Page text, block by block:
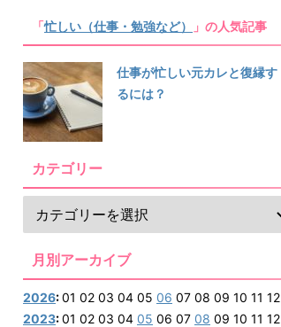
「忙しい（仕事・勉強など） 」の人気記事
仕事が忙しい元カレと復縁す
るには？
カテゴリー
月別アーカイブ
2026:01 02 03 04 05 06 07 08 09 10 11 12
2023:01 02 03 04 05 06 07 08 09 10 11 12